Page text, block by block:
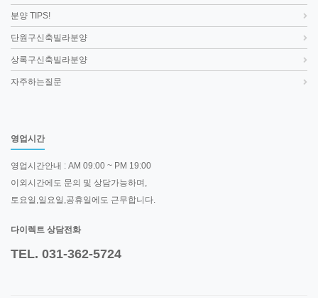
분양 TIPS!
단원구신축빌라분양
상록구신축빌라분양
자주하는질문
영업시간
영업시간안내 : AM 09:00 ~ PM 19:00
이외시간에도 문의 및 상담가능하며,
토요일,일요일,공휴일에도 근무합니다.
다이렉트 상담전화
TEL. 031-362-5724